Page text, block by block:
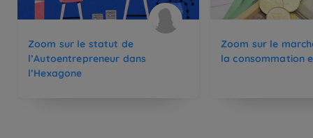
Zoom sur le statut de
l’Autoentrepreneur dans
l’Hexagone
Zoom sur le
la consommation